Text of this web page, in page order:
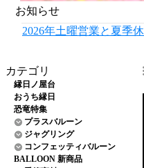
お知らせ
2026年土曜営業と夏季
カテゴリ
縁日ノ屋台
おうち縁日
恐竜特集
プラスバルーン
ジャグリング
コンフェッティバルーン
BALLOON 新商品